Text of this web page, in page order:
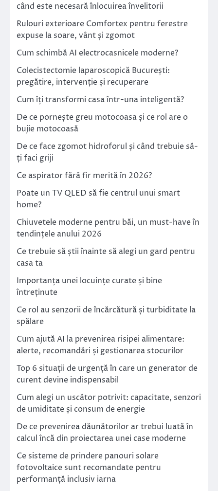
când este necesară înlocuirea învelitorii
Rulouri exterioare Comfortex pentru ferestre
expuse la soare, vânt și zgomot
Cum schimbă AI electrocasnicele moderne?
Colecistectomie laparoscopică București:
pregătire, intervenție și recuperare
Cum îți transformi casa într-una inteligentă?
De ce pornește greu motocoasa și ce rol are o
bujie motocoasă
De ce face zgomot hidroforul și când trebuie să-
ți faci griji
Ce aspirator fără fir merită în 2026?
Poate un TV QLED să fie centrul unui smart
home?
Chiuvetele moderne pentru băi, un must-have în
tendințele anului 2026
Ce trebuie să știi înainte să alegi un gard pentru
casa ta
Importanța unei locuințe curate și bine
întreținute
Ce rol au senzorii de încărcătură și turbiditate la
spălare
Cum ajută AI la prevenirea risipei alimentare:
alerte, recomandări și gestionarea stocurilor
Top 6 situații de urgență în care un generator de
curent devine indispensabil
Cum alegi un uscător potrivit: capacitate, senzori
de umiditate și consum de energie
De ce prevenirea dăunătorilor ar trebui luată în
calcul încă din proiectarea unei case moderne
Ce sisteme de prindere panouri solare
fotovoltaice sunt recomandate pentru
performanță inclusiv iarna